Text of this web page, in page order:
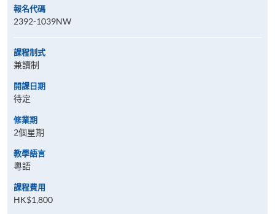
報名代碼
2392-1039NW
課程制式
兼讀制
開課日期
待定
修業期
2個星期
教學語言
粵語
課程費用
HK$1,800